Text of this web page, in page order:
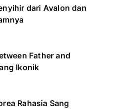
dari Avalon dan
Father and
Ikonik
Rahasia Sang